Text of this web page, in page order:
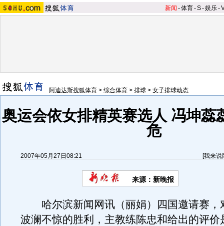
新闻 -体育-S-娱乐-
阿迪达斯搜狐体育 > 综合体育 > 排球 > 女子排球动态
奥运会依女排精英赛选人 冯坤蕊
危
2007年05月27日08:21 [我来说
来源：新晚报
哈尔滨新闻网讯（丽娟）四国邀请赛，
波澜不惊的胜利，主教练陈忠和给出的评价